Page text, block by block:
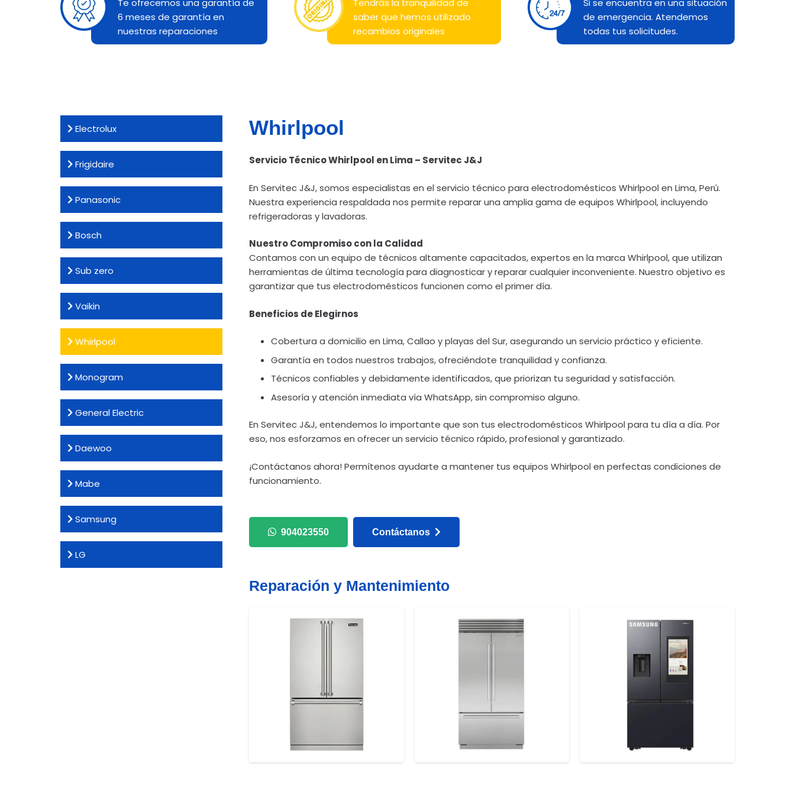
Te ofrecemos una garantía de
6 meses de garantía en
nuestras reparaciones
Tendrás la tranquilidad de
saber que hemos utilizado
recambios originales
Si se encuentra en una situación
de emergencia. Atendemos
todas tus solicitudes.
Electrolux
Frigidaire
Panasonic
Bosch
Sub zero
Vaikin
Whirlpool
Monogram
General Electric
Daewoo
Mabe
Samsung
LG
Whirlpool
Servicio Técnico Whirlpool en Lima – Servitec J&J
En Servitec J&J, somos especialistas en el servicio técnico para electrodomésticos Whirlpool en Lima, Perú.
Nuestra experiencia respaldada nos permite reparar una amplia gama de equipos Whirlpool, incluyendo
refrigeradoras y lavadoras.
Nuestro Compromiso con la Calidad
Contamos con un equipo de técnicos altamente capacitados, expertos en la marca Whirlpool, que utilizan
herramientas de última tecnología para diagnosticar y reparar cualquier inconveniente. Nuestro objetivo es
garantizar que tus electrodomésticos funcionen como el primer día.
Beneficios de Elegirnos
Cobertura a domicilio en Lima, Callao y playas del Sur, asegurando un servicio práctico y eficiente.
Garantía en todos nuestros trabajos, ofreciéndote tranquilidad y confianza.
Técnicos confiables y debidamente identificados, que priorizan tu seguridad y satisfacción.
Asesoría y atención inmediata vía WhatsApp, sin compromiso alguno.
En Servitec J&J, entendemos lo importante que son tus electrodomésticos Whirlpool para tu día a día. Por
eso, nos esforzamos en ofrecer un servicio técnico rápido, profesional y garantizado.
¡Contáctanos ahora! Permítenos ayudarte a mantener tus equipos Whirlpool en perfectas condiciones de
funcionamiento.
904023550 Contáctanos
Reparación y Mantenimiento